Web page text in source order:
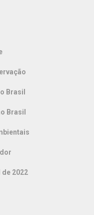
Brasil
Brasil
de 2022